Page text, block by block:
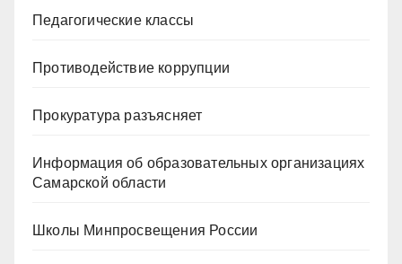
Педагогические классы
Противодействие коррупции
Прокуратура разъясняет
Информация об образовательных организациях
Самарской области
Школы Минпросвещения России